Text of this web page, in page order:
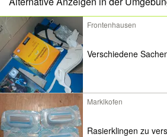
Frontenhausen
Verschiedene
Marklkofen
Rasierklingen zu